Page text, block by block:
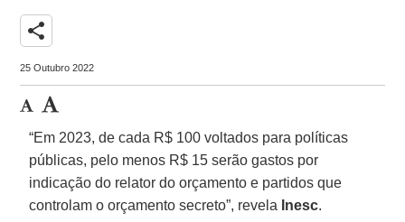
share
25 Outubro 2022
“Em 2023, de cada R$ 100 voltados para políticas
públicas, pelo menos R$ 15 serão gastos por
indicação do relator do orçamento e partidos que
controlam o orçamento secreto”, revela Inesc.